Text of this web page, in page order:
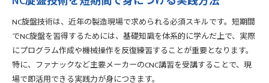
NC旋盤技術は、近年の製造現場で求められる必須スキルです。短期間
でNC旋盤を習得するためには、基礎知識を体系的に学んだ上で、実際
にプログラム作成や機械操作を反復練習することが重要となります。
特に、ファナックなど主要メーカーのCNC講習を受講することで、現
場で即活用できる実践力が身につきます。